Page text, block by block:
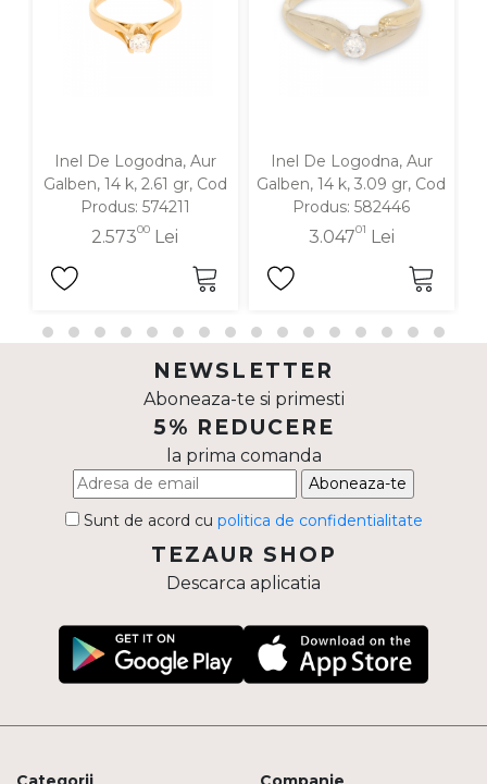
Inel De Logodna, Aur
Galben, 14 k, 2.61 gr, Cod
Produs: 574211
2.57300 Lei
Inel De Logodna, Aur
Galben, 14 k, 3.09 gr, Cod
Produs: 582446
3.04701 Lei
NEWSLETTER
Aboneaza-te si primesti
5% REDUCERE
la prima comanda
Aboneaza-te
Sunt de acord cu politica de confidentialitate
TEZAUR SHOP
Descarca aplicatia